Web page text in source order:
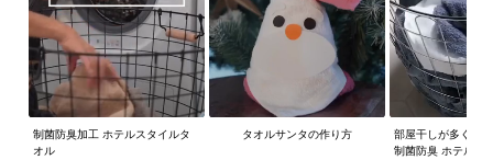
制菌防臭加工 ホテルスタイルタ
オル
タオルサンタの作り方
部屋干しが多くな
制菌防臭 ホテルス